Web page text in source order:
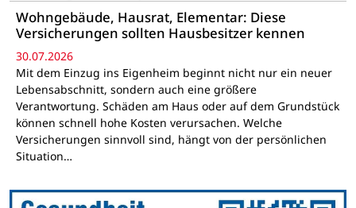
Wohngebäude, Hausrat, Elementar: Diese
Versicherungen sollten Hausbesitzer kennen
30.07.2026
Mit dem Einzug ins Eigenheim beginnt nicht nur ein neuer
Lebensabschnitt, sondern auch eine größere
Verantwortung. Schäden am Haus oder auf dem Grundstück
können schnell hohe Kosten verursachen. Welche
Versicherungen sinnvoll sind, hängt von der persönlichen
Situation…